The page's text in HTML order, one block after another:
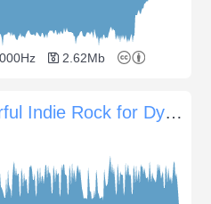
2.62Mb
Universfield - Powerful Indie Rock for Dynamic Projects